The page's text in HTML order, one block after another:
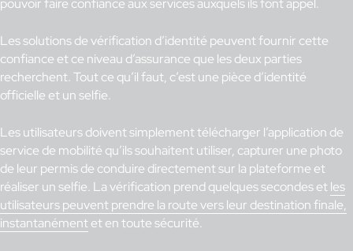
pouvoir faire confiance aux services auxquels ils font appel.
Les solutions de vérification d’identité peuvent fournir cette
confiance et ce niveau d’assurance que les deux parties
recherchent. Tout ce qu’il faut, c’est une pièce d’identité
officielle et un selfie.
Les utilisateurs doivent simplement télécharger l’application de
service de mobilité qu’ils souhaitent utiliser, capturer une photo
de leur permis de conduire directement sur la plateforme et
réaliser un selfie. La vérification prend quelques secondes etles
utilisateurs peuvent prendre la route vers leur destination finale,
instantanémentet en toute sécurité.